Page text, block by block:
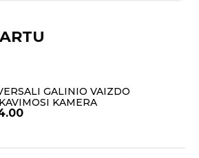
GALINIO VAIZDO
KAMERA